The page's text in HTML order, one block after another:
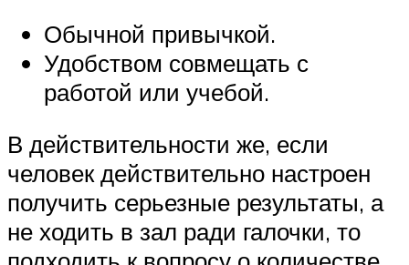
Обычной привычкой.
Удобством совмещать с
работой или учебой.
В действительности же, если
человек действительно настроен
получить серьезные результаты, а
не ходить в зал ради галочки, то